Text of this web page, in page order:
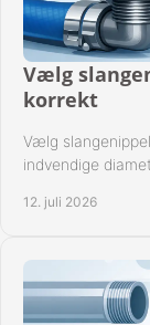
Vælg
korrekt
Vælg
indvendige
12. juli 2026